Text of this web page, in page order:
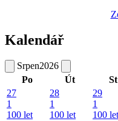
Kalendář
Srpen2026
Po
Út St
27
1
100 let
28
1
100 let
29
1
100 let